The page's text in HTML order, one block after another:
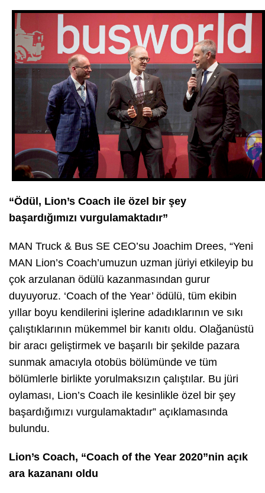
“Ödül, Lion’s Coach ile özel bir şey
başardığımızı vurgulamaktadır”
MAN Truck & Bus SE CEO’su Joachim Drees, “Yeni
MAN Lion’s Coach’umuzun uzman jüriyi etkileyip bu
çok arzulanan ödülü kazanmasından gurur
duyuyoruz. ‘Coach of the Year’ ödülü, tüm ekibin
yıllar boyu kendilerini işlerine adadıklarının ve sıkı
çalıştıklarının mükemmel bir kanıtı oldu. Olağanüstü
bir aracı geliştirmek ve başarılı bir şekilde pazara
sunmak amacıyla otobüs bölümünde ve tüm
bölümlerle birlikte yorulmaksızın çalıştılar. Bu jüri
oylaması, Lion’s Coach ile kesinlikle özel bir şey
başardığımızı vurgulamaktadır” açıklamasında
bulundu.
Lion’s Coach, “Coach of the Year 2020”nin açık
ara kazananı oldu